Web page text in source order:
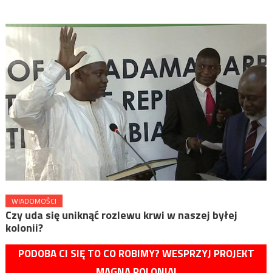
WIADOMOŚCI
Czy uda się uniknąć rozlewu krwi w naszej byłej
kolonii?
PODOBA CI SIĘ TO CO ROBIMY? WESPRZYJ PROJEKT